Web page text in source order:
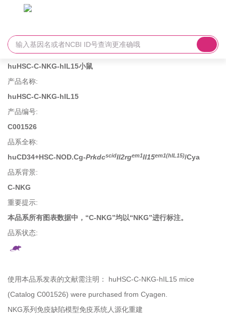
huHSC-C-NKG-hIL15小鼠
产品名称:
huHSC-C-NKG-hIL15
产品编号:
C001526
品系全称:
huCD34+HSC-NOD.Cg-PrkdcscidIl2rgem1Il15em1(hIL15)/Cya
品系背景:
C-NKG
重要提示:
本品系所有图表数据中， “C-NKG”均以“NKG”进行标注。
品系状态:
使用本品系发表的文献需注明： huHSC-C-NKG-hIL15 mice
(Catalog C001526) were purchased from Cyagen.
NKG系列免疫缺陷模型免疫系统人源化重建